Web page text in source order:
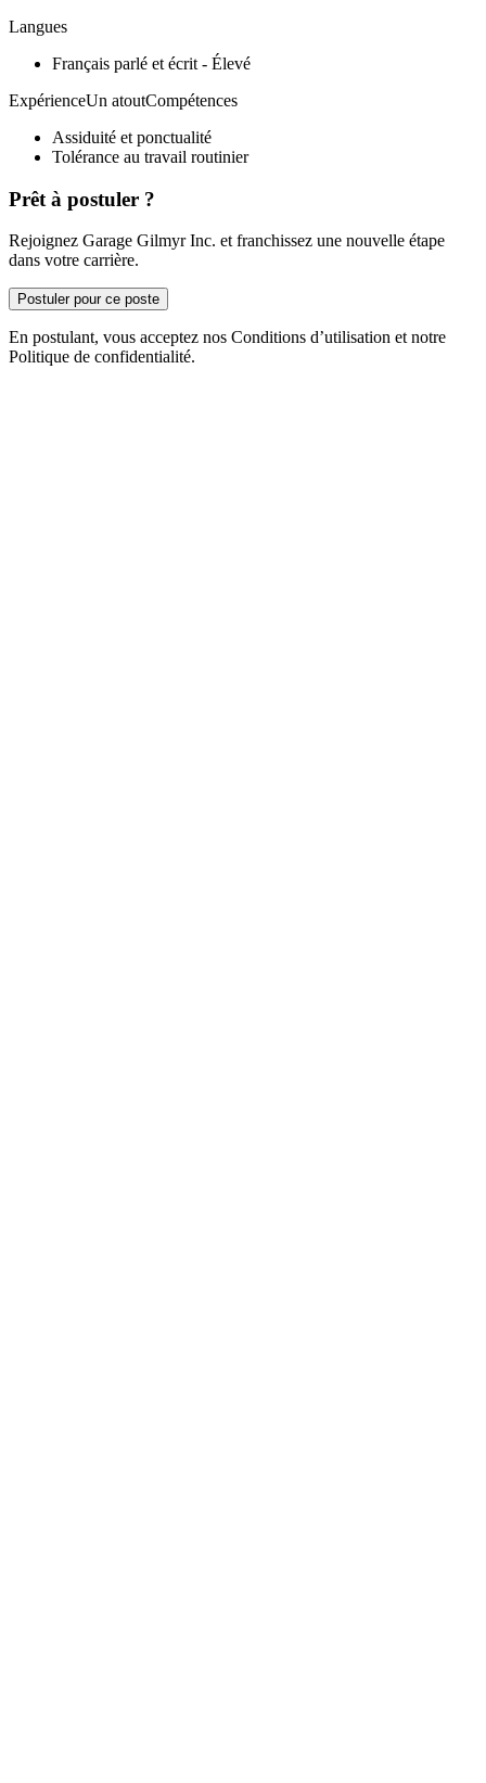
Langues
Français parlé et écrit - Élevé
ExpérienceUn atoutCompétences
Assiduité et ponctualité
Tolérance au travail routinier
Prêt à postuler ?
Rejoignez Garage Gilmyr Inc. et franchissez une nouvelle étape
dans votre carrière.
Postuler pour ce poste
En postulant, vous acceptez nos Conditions d’utilisation et notre
Politique de confidentialité.